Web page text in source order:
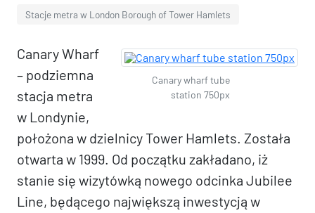
Stacje metra w London Borough of Tower Hamlets
Canary wharf tube
station 750px
Canary Wharf
– podziemna
stacja metra
w Londynie,
położona w dzielnicy Tower Hamlets. Została
otwarta w 1999. Od początku zakładano, iż
stanie się wizytówką nowego odcinka Jubilee
Line, będącego największą inwestycją w